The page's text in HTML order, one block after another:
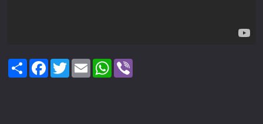
ShareFacebook
TwitterEmail WhatsApp